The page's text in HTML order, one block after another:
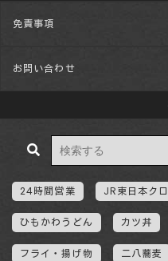
免責事項
お問い合わせ
24時間営業 JR東日本ク
ひもかわうどん カツ丼
フライ・揚げ物 二八蕎麦